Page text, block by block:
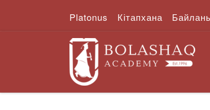
Skip to contentPlatonus Кітапхана